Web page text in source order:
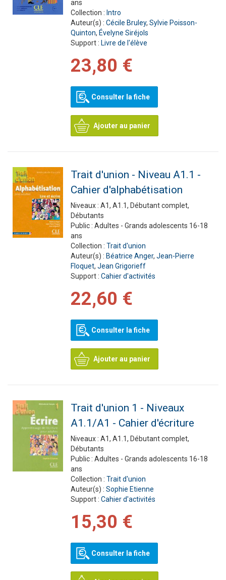
ans
Collection : Intro
Auteur(s) : Cécile Bruley, Sylvie Poisson-
Quinton, Évelyne Siréjols
Support : Livre de l'élève
23,80 €
Consulter la fiche
Ajouter au panier
Trait d'union - Niveau A1.1 -
Cahier d'alphabétisation
Niveaux : A1, A1.1, Débutant complet,
Débutants
Public : Adultes - Grands adolescents 16-18
ans
Collection : Trait d'union
Auteur(s) : Béatrice Anger, Jean-Pierre
Floquet, Jean Grigorieff
Support : Cahier d'activités
22,60 €
Consulter la fiche
Ajouter au panier
Trait d'union 1 - Niveaux
A1.1/A1 - Cahier d'écriture
Niveaux : A1, A1.1, Débutant complet,
Débutants
Public : Adultes - Grands adolescents 16-18
ans
Collection : Trait d'union
Auteur(s) : Sophie Etienne
Support : Cahier d'activités
15,30 €
Consulter la fiche